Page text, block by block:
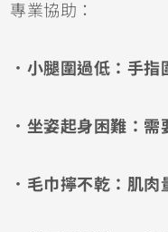
專業協助：
．小腿圍過低：手
．坐姿起身困難：
．毛巾擰不乾：肌肉